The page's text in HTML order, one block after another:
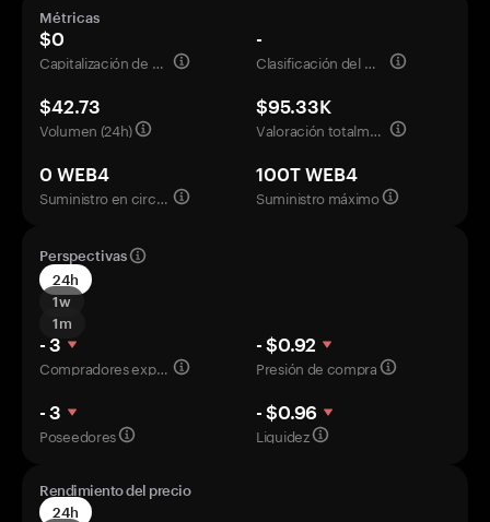
Métricas
$0
Capitalización de mercado
-
Clasificación del mercado
$42.73
Volumen (24h)
$95.33K
Valoración totalmente diluida
0 WEB4
Suministro en circulación
100T WEB4
Suministro máximo
Perspectivas
24h
1w
1m
- 3
Compradores experimentados
- $0.92
Presión de compra
- 3
Poseedores
- $0.96
Liquidez
Rendimiento del precio
24h